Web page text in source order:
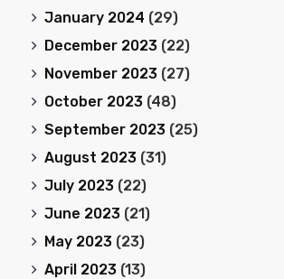
January 2024 (29)
December 2023 (22)
November 2023 (27)
October 2023 (48)
September 2023 (25)
August 2023 (31)
July 2023 (22)
June 2023 (21)
May 2023 (23)
April 2023 (13)